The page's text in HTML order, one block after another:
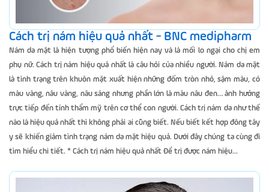
Cách trị nám hiệu quả nhất - BNC medipharm
Nám da mặt là hiện tượng phổ biến hiện nay và là mối lo ngại cho chị em
phụ nữ. Cách trị nám hiệu quả nhất là câu hỏi của nhiều người. Nám da mặt
là tình trạng trên khuôn mặt xuất hiện những đốm tròn nhỏ, sậm màu, có
màu vàng, nâu vàng, nâu sáng nhưng phần lớn là màu nâu đen… ảnh hưởng
trực tiếp đến tính thẩm mỹ trên cơ thể con người. Cách trị nám da như thế
nào là hiệu quả nhất thì không phải ai cũng biết. Nếu biết kết hợp đông tây
y sẽ khiến giảm tình trạng nám da mặt hiệu quả. Dưới đây chúng ta cùng đi
tìm hiểu chi tiết. * Cách trị nám hiệu quả nhất Để trị được nám hiệu...